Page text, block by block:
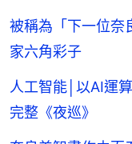
被稱為「下一位
家六角彩子
人工智能│以AI運
完整《夜巡》